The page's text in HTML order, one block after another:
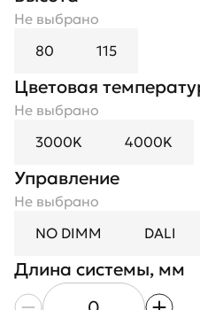
Не выбрано
80
115
Цветовая
Не выбрано
3000K
4000K
Управление
Не выбрано
NO DIMM
DALI
Длина системы, мм
Длина модуля, мм